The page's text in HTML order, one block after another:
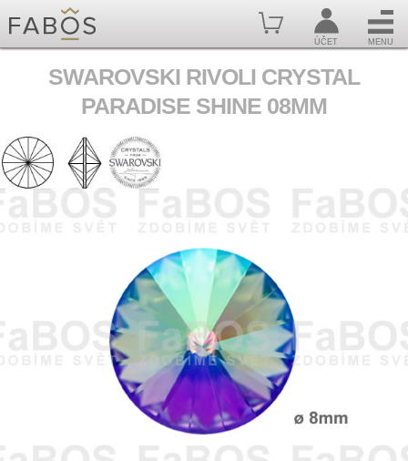
ÚČET MENU
SWAROVSKI RIVOLI CRYSTAL
PARADISE SHINE 08MM